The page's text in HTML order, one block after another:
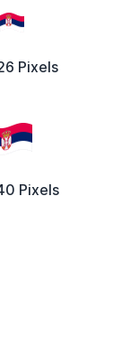
Pixels
Pixels